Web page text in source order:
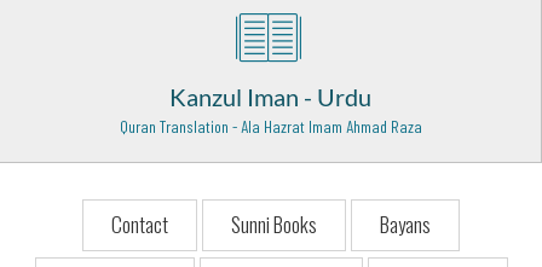
Hazrat Khawaja Abu Ali Farmadi Razi Allah Anhu
Hazrat Allama Abdur Rehman Jami (Rehmat ullah alaih)
Herat - 19
Hazrat Imam Moosa Kazim (Radi Allahu anhu)
Kanzul Iman - Urdu
Quran Translation - Ala Hazrat Imam Ahmad Raza
Contact Sunni Books
Bayans